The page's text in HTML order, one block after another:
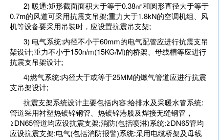
2) 暖通:矩形截面面积大于等于0.38㎡和圆形直径大于等于
0.7m的风道可采用抗震支吊架;重力大于1.8kN的空调机组、风
机等设备要采用吊装时，应设置抗震吊支架;
3) 电气系统:内径不小于60mm的电气配管应进行抗震支吊
架设计;重力不小于150n/m(15KG/M)的桥架、母线槽等应进行
抗震支吊架设计;
4)燃气系统:内径大于或等于25MM的燃气管道应进行抗震
支吊架设计;
抗震支架系统设计主要包括内容:给排水及采暖水管系统:
管道采用衬塑热镀锌钢管、热镀锌港股及焊接无缝钢管，
≥DN65管道均应设抗震支架;消防(包括喷淋)系统:≥DN65管均
应设抗震支架;电气(包括消防报警)系统:采用电缆桥架及母线